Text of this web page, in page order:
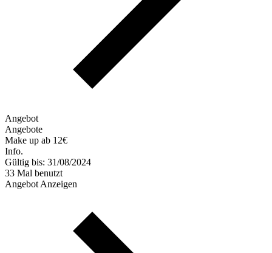
Angebot
Angebote
Make up ab 12€
Info.
Gültig bis: 31/08/2024
33 Mal benutzt
Angebot Anzeigen